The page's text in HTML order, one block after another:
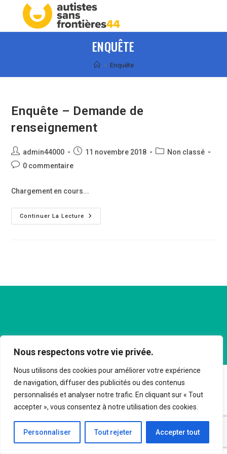
Nous respectons votre vie privée.
Nous utilisons des cookies pour améliorer votre expérience
de navigation, diffuser des publicités ou des contenus
personnalisés et analyser notre trafic. En cliquant sur « Tout
accepter », vous consentez à notre utilisation des cookies.
Personnaliser Tout rejeter Accepter tout
content
ENQUÊTE
> Enquête
Enquête – Demande de
renseignement
Auteur/autrice
de
admin44000
Publication
11 novembre 2018
PostNon classé
Commentaires
publication :
0 commentaire
Chargement en cours...
Continuer La Lecture
Enquête
–